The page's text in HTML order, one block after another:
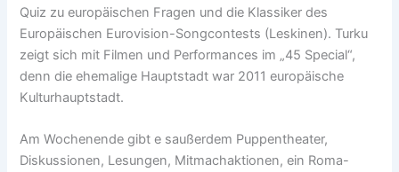
Quiz zu europäischen Fragen und die Klassiker des
Europäischen Eurovision-Songcontests (Leskinen). Turku
zeigt sich mit Filmen und Performances im „45 Special“,
denn die ehemalige Hauptstadt war 2011 europäische
Kulturhauptstadt.
Am Wochenende gibt e saußerdem Puppentheater,
Diskussionen, Lesungen, Mitmachaktionen, ein Roma-